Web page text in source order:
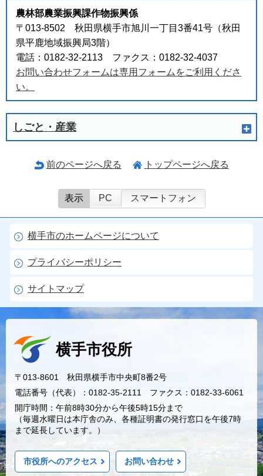
農林部農業振興課作物振興係
〒013-8502 秋田県横手市旭川一丁目3番41号（秋田
県平鹿地域振興局3階）
電話：0182-32-2113 ファクス：0182-32-4037
お問い合わせフォームは専用フォームをご利用くださ
い。
しごと・産業
前のページへ戻る トップページへ戻る
表示 PC スマートフォン
横手市のホームページについて
プライバシーポリシー
サイトマップ
横手市役所
〒013-8601 秋田県横手市中央町8番2号
電話番号（代表）：0182-35-2111 ファクス：0182-33-6061
開庁時間：午前8時30分から午後5時15分まで
（毎週水曜日は本庁舎のみ、各種証明書の発行窓口を午後7時
まで延長しています。）
市役所へのアクセス お問い合わせ